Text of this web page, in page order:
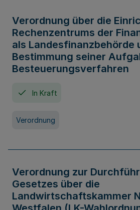
Verordnung über die
Rechenzentrums der
als Landesfinanzbehörde
Bestimmung seiner
Besteuerungsverfahren
In Kraft
Verordnung
Verordnung zur
Gesetzes über die
Landwirtschaftskammer